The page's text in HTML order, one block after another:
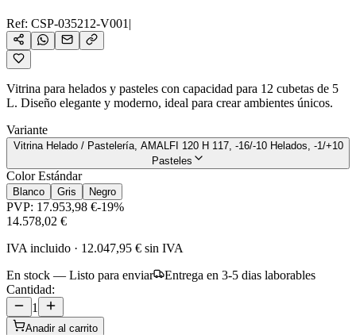
Ref: CSP-035212-V001 |
Vitrina para helados y pasteles con capacidad para 12 cubetas de 5
L. Diseño elegante y moderno, ideal para crear ambientes únicos.
Variante
Vitrina Helado / Pastelería, AMALFI 120 H 117, -16/-10 Helados, -1/+10
Pasteles
Color Estándar
Blanco Gris Negro
PVP: 17.953,98 €-19%
14.578,02 €
IVA incluido · 12.047,95 € sin IVA
En stock — Listo para enviar
Entrega en 3-5 dias laborables
Cantidad:
1
Anadir al carrito